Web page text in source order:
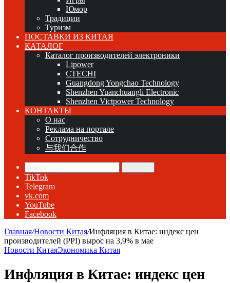
Юмор
Традиции
Туризм
ПОСТАВКИ ИЗ КИТАЯ
КАТАЛОГ
Каталог производителей электроники
Lipower
CTECHI
Guangdong Yongchao Technology
Shenzhen Yuanchuangli Electronic
Shenzhen Victpower Technology
КОНТАКТЫ
О нас
Реклама на портале
Сотрудничество
与我们合作
TikTok
Telegram
vk.com
YouTube
Facebook
Главная/Новости Китая/Инфляция в Китае: индекс цен
производителей (PPI) вырос на 3,9% в мае
Новости КитаяЭкономика Китая
Инфляция в Китае: индекс цен